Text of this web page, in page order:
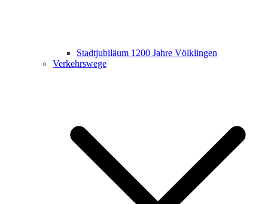
Stadtjubiläum 1200 Jahre Völklingen
Verkehrswege